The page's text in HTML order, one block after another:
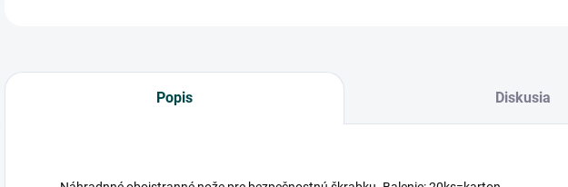
Popis Diskusia